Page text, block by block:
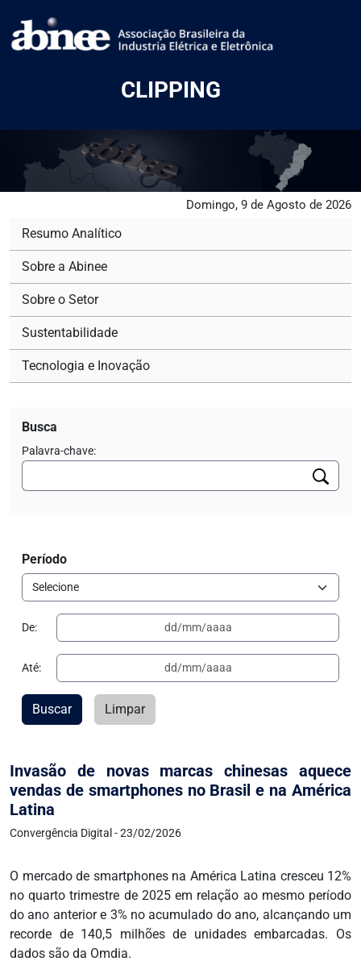
CLIPPING
Domingo, 9 de Agosto de 2026
Invasão de novas marcas chinesas aquece
vendas de smartphones no Brasil e na América
Latina
Convergência Digital - 23/02/2026
O mercado de smartphones na América Latina cresceu 12%
no quarto trimestre de 2025 em relação ao mesmo período
do ano anterior e 3% no acumulado do ano, alcançando um
recorde de 140,5 milhões de unidades embarcadas. Os
dados são da Omdia.
Resumo Analítico
Sobre a Abinee
Sobre o Setor
Sustentabilidade
Tecnologia e Inovação
Busca
Palavra-chave:
Período
De:
Até:
Buscar Limpar